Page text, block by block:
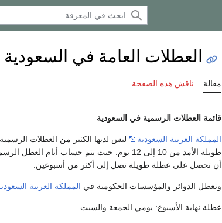
العطلات العامة في السعودية
مقالة ناقش هذه الصفحة
قائمة العطلات الرسمية في السعودية
المملكة العربية السعودية
ليس لديها الكثير من العطلات
طويلة الأمد من 10 إلى 12 يوم. حيث يتم
أن تحصل على عطلة طويلة تصل إلى أكثر من أسبوعين.
وتعطل الدوائر والمؤسسات الحكومية في المملكة العربية
عطلة نهاية الأسبوع: يومي الجمعة والسبت